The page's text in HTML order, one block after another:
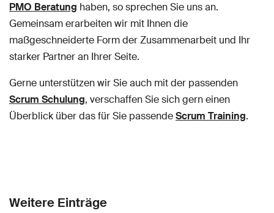
PMO Beratung haben, so sprechen Sie uns an.
Gemeinsam erarbeiten wir mit Ihnen die
maßgeschneiderte Form der Zusammenarbeit und Ihr
starker Partner an Ihrer Seite.
Gerne unterstützen wir Sie auch mit der passenden
Scrum Schulung, verschaffen Sie sich gern einen
Überblick über das für Sie passendeScrum Training.
Weitere Einträge